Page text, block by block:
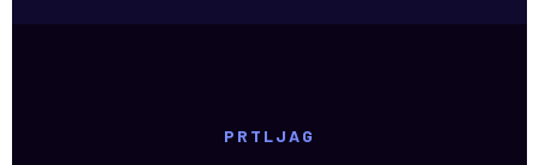
PRTLJAG